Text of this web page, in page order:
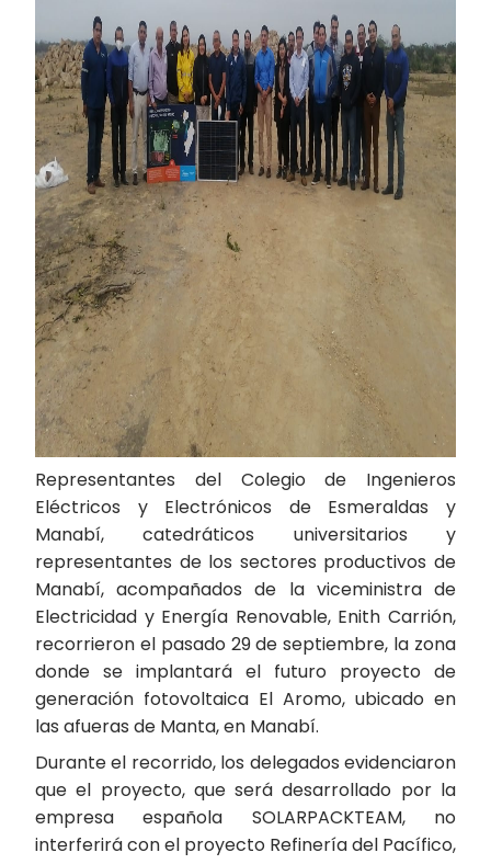
Representantes del Colegio de Ingenieros
Eléctricos y Electrónicos de Esmeraldas y
Manabí, catedráticos universitarios y
representantes de los sectores productivos de
Manabí, acompañados de la viceministra de
Electricidad y Energía Renovable, Enith Carrión,
recorrieron el pasado 29 de septiembre, la zona
donde se implantará el futuro proyecto de
generación fotovoltaica El Aromo, ubicado en
las afueras de Manta, en Manabí.
Durante el recorrido, los delegados evidenciaron
que el proyecto, que será desarrollado por la
empresa española SOLARPACKTEAM, no
interferirá con el proyecto Refinería del Pacífico,